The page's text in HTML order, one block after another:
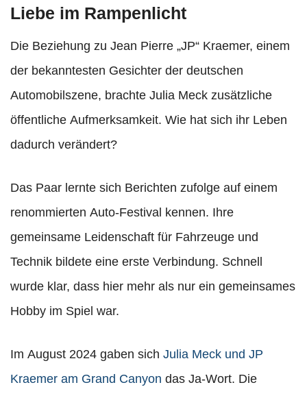
Liebe im Rampenlicht
Die Beziehung zu Jean Pierre „JP“ Kraemer, einem
der bekanntesten Gesichter der deutschen
Automobilszene, brachte Julia Meck zusätzliche
öffentliche Aufmerksamkeit. Wie hat sich ihr Leben
dadurch verändert?
Das Paar lernte sich Berichten zufolge auf einem
renommierten Auto-Festival kennen. Ihre
gemeinsame Leidenschaft für Fahrzeuge und
Technik bildete eine erste Verbindung. Schnell
wurde klar, dass hier mehr als nur ein gemeinsames
Hobby im Spiel war.
Im August 2024 gaben sich Julia Meck und JP
Kraemer am Grand Canyon das Ja-Wort. Die